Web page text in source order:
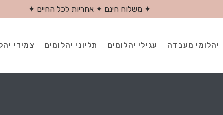
✦ משלוח חינם ✦ אחריות לכל החיים ✦
יהלומי מעבדה עגילי יהלומים תליוני יהלומים צמידי